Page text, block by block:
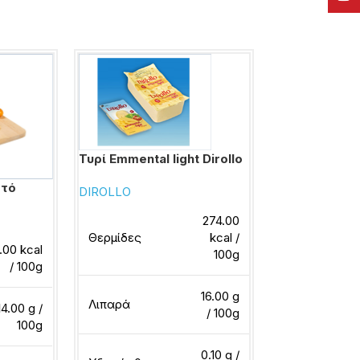
kcal
/ 100g
g /
100g
Τυρί Emmental light Dirollo
DIROLLO
Θερμίδες
274.00
kcal /
100g
Λιπαρά
16.00 g
/ 100g
0.10 g /